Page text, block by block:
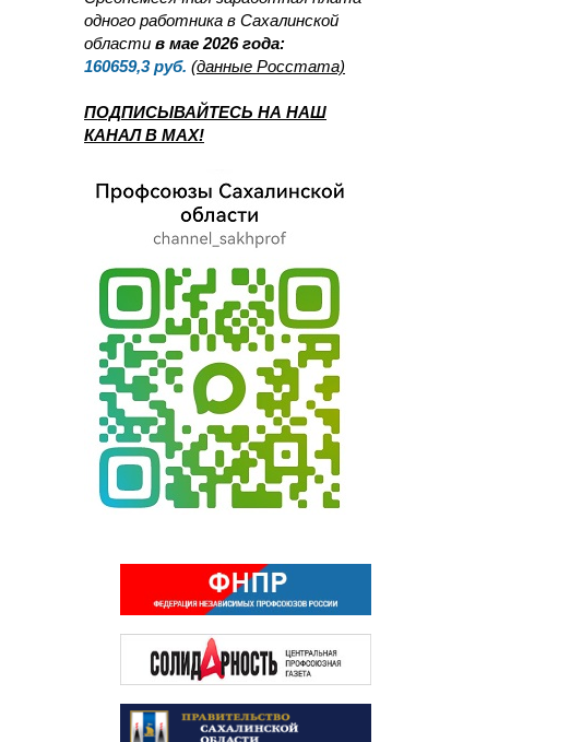
одного работника в Сахалинской
области в мае 2026 года:
160659,3 руб. (данные Росстата)
ПОДПИСЫВАЙТЕСЬ НА НАШ
КАНАЛ В MAX!